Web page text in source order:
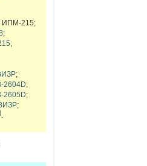
ИПМ-215;
;
;
;
;
;
;
.